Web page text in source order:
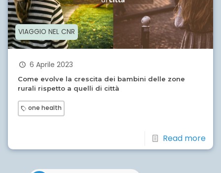
VIAGGIO NEL CNR
6 Aprile 2023
Come evolve la crescita dei bambini delle zone
rurali rispetto a quelli di città
one health
Read more